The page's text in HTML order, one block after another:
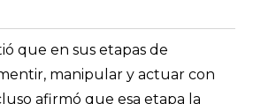
que en sus etapas de
manipular y actuar con
afirmó que esa etapa la